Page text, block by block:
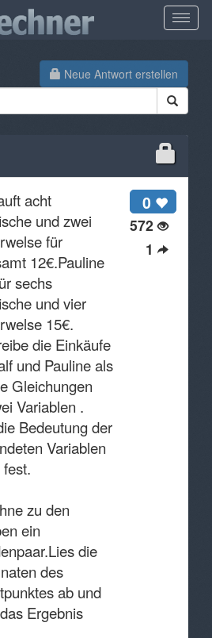
Neue Antwort erstellen
0
572
1
acht
und zwei
für
12€.Pauline
sechs
und vier
15€.
die Einkäufe
und Pauline als
Gleichungen
Variablen .
Bedeutung der
Variablen
zu den
ein
die
des
ab und
Ergebnis